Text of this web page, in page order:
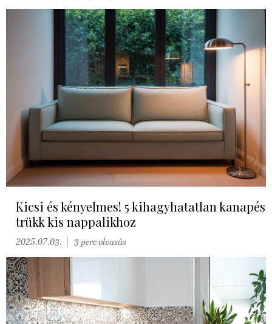
Kicsi és kényelmes! 5 kihagyhatatlan kanapés
trükk kis nappalikhoz
2025.07.03. 3 perc olvasás